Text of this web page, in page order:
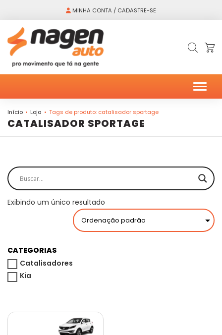
MINHA CONTA / CADASTRE-SE
Início Loja Tags de produto: catalisador sportage
CATALISADOR SPORTAGE
Exibindo um único resultado
CATEGORIAS
Catalisadores
Kia